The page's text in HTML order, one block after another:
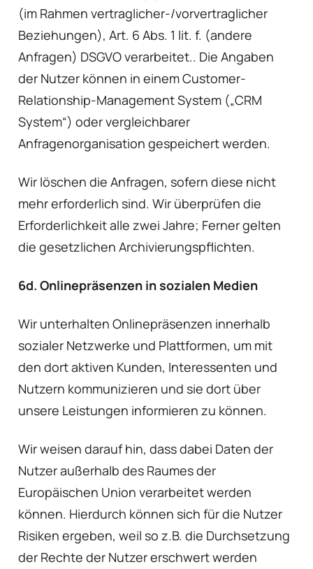
(im Rahmen vertraglicher-/vorvertraglicher
Beziehungen), Art. 6 Abs. 1 lit. f. (andere
Anfragen) DSGVO verarbeitet.. Die Angaben
der Nutzer können in einem Customer-
Relationship-Management System („CRM
System“) oder vergleichbarer
Anfragenorganisation gespeichert werden.
Wir löschen die Anfragen, sofern diese nicht
mehr erforderlich sind. Wir überprüfen die
Erforderlichkeit alle zwei Jahre; Ferner gelten
die gesetzlichen Archivierungspflichten.
6d. Onlinepräsenzen in sozialen Medien
Wir unterhalten Onlinepräsenzen innerhalb
sozialer Netzwerke und Plattformen, um mit
den dort aktiven Kunden, Interessenten und
Nutzern kommunizieren und sie dort über
unsere Leistungen informieren zu können.
Wir weisen darauf hin, dass dabei Daten der
Nutzer außerhalb des Raumes der
Europäischen Union verarbeitet werden
können. Hierdurch können sich für die Nutzer
Risiken ergeben, weil so z.B. die Durchsetzung
der Rechte der Nutzer erschwert werden